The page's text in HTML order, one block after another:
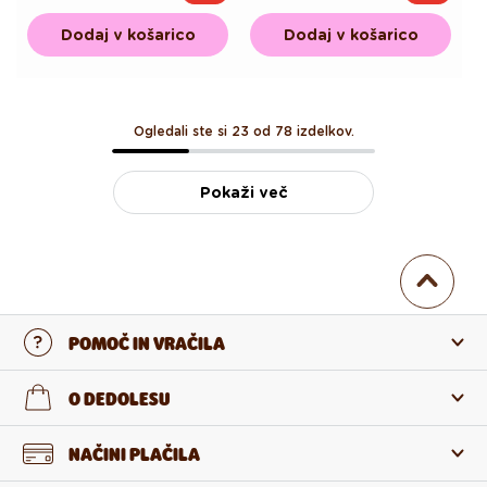
Dodaj v košarico Dodaj v košarico
Ogledali ste si 23 od 78 izdelkov.
Pokaži več
POMOČ IN VRAČILA
Stopi v stik z nami
Vračilo in reklamacija
O DEDOLESU
O nas NAČINI PLAČILA